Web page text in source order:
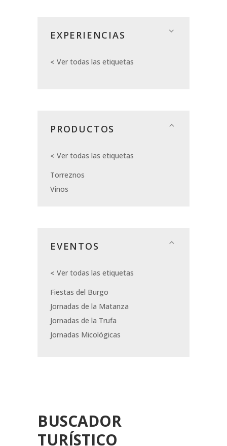
EXPERIENCIAS
Ver todas las etiquetas
PRODUCTOS
Ver todas las etiquetas
Torreznos
Vinos
EVENTOS
Ver todas las etiquetas
Fiestas del Burgo
Jornadas de la Matanza
Jornadas de la Trufa
Jornadas Micológicas
BUSCADOR
TURÍSTICO